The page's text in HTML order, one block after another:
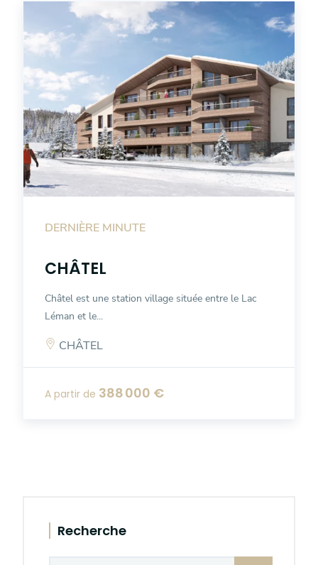
DERNIÈRE MINUTE
CHÂTEL
Châtel est une station village située entre le Lac
Léman et le...
CHÂTEL
A partir de 388 000 €
Sidebar
Recherche